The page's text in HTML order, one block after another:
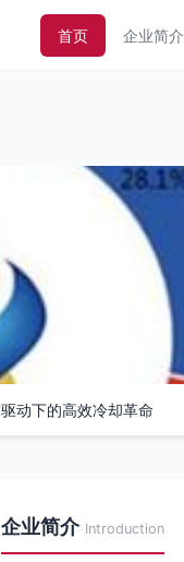
首页 企业简介
动下的高效冷却革命
企业简介 Introduction